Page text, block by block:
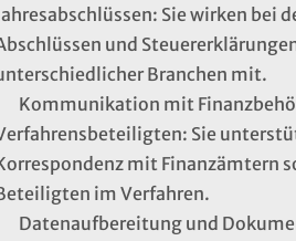
Sie wirken bei
und
Branchen mit.
Kommunikation mit
Sie
mit Finanzämtern
im Verfahren.
Datenaufbereitung und